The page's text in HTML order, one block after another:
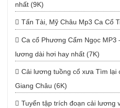
nhất (9K)
Tấn Tài, Mỹ Châu Mp3 Ca Cổ
Ca cổ Phương Cẩm Ngọc MP3
lương dài hơi hay nhất (7K)
Cải lương tuồng cổ xưa Tìm lại
Giang Châu (6K)
Tuyển tập trích đoạn cải lương